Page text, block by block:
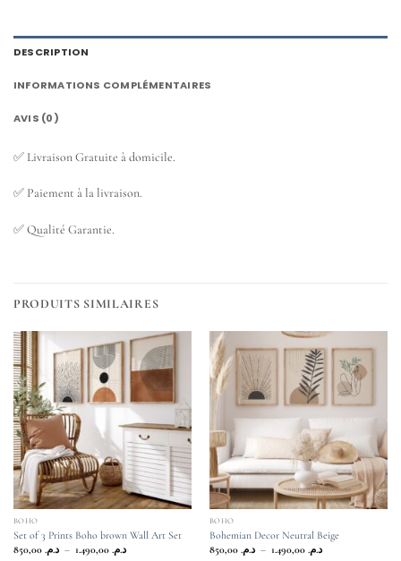
DESCRIPTION
INFORMATIONS COMPLÉMENTAIRES
AVIS (0)
✅ Livraison Gratuite à domicile.
✅ Paiement à la livraison.
✅ Qualité Garantie.
PRODUITS SIMILAIRES
BOHO
Set of 3 Prints Boho brown Wall Art Set
د.م. 850,00 – د.م. 1.490,00 Plage
BOHO
Bohemian Decor Neutral Beige
د.م. 850,00 – د.م. 1.490,00 Plage